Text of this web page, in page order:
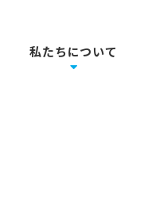
私たちについて